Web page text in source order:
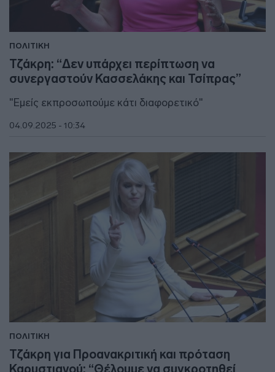
ΠΟΛΙΤΙΚΗ
Τζάκρη: “Δεν υπάρχει περίπτωση να
συνεργαστούν Κασσελάκης και Τσίπρας”
"Εμείς εκπροσωπούμε κάτι διαφορετικό"
04.09.2025 - 10:34
ΠΟΛΙΤΙΚΗ
Τζάκρη για Προανακριτική και πρόταση
Καρυστιανού: “Θέλουμε να συγκροτηθεί